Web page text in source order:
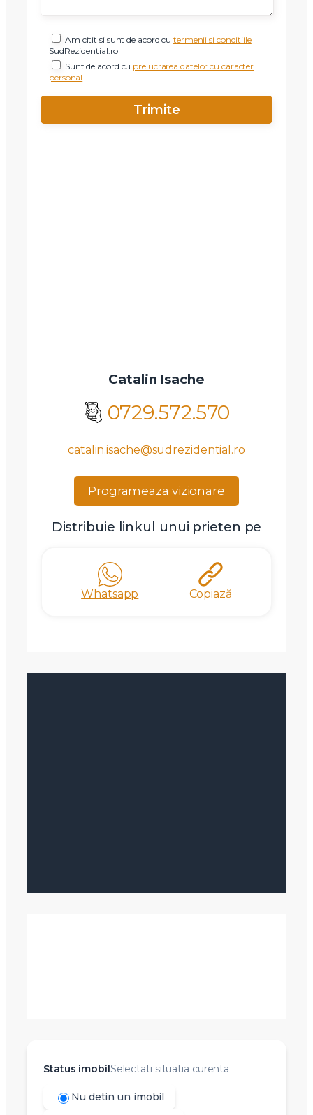
Am citit si sunt de acord cutermenii si conditiile
SudRezidential.ro
Sunt de acord cu prelucrarea datelor cu caracter
personal
Catalin Isache
0729.572.570
catalin.isache@sudrezidential.ro
Programeaza vizionare
Distribuie linkul unui prieten pe
Whatsapp Copiază
Status imobilSelectati situatia curenta
Nu detin un imobil
Telefon
Email